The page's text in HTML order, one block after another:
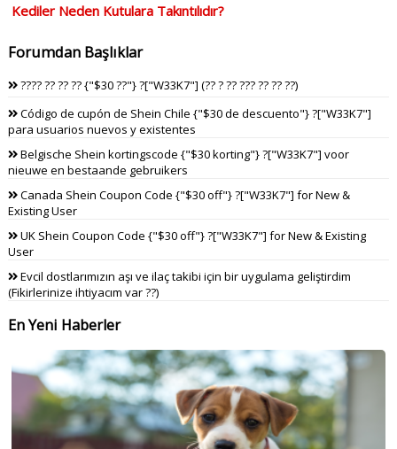
Kediler Neden Kutulara Takıntılıdır?
Forumdan Başlıklar
???? ?? ?? ?? {"$30 ??"} ?["W33K7"] (?? ? ?? ??? ?? ?? ??)
Código de cupón de Shein Chile {"$30 de descuento"} ?["W33K7"]
para usuarios nuevos y existentes
Belgische Shein kortingscode {"$30 korting"} ?["W33K7"] voor
nieuwe en bestaande gebruikers
Canada Shein Coupon Code {"$30 off"} ?["W33K7"] for New &
Existing User
UK Shein Coupon Code {"$30 off"} ?["W33K7"] for New & Existing
User
Evcil dostlarımızın aşı ve ilaç takibi için bir uygulama geliştirdim
(Fikirlerinize ihtiyacım var ??)
En Yeni Haberler